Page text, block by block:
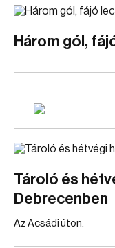
Három gól,
Tároló és
Debrecenben
Az Acsádi úton.